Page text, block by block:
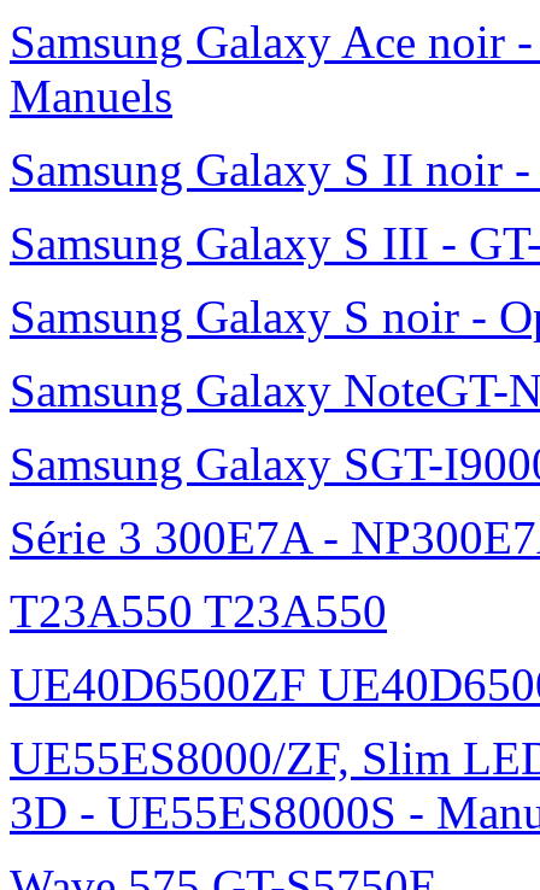
Samsung Galaxy Ace noir
Manuels
Samsung Galaxy S II noir
Samsung Galaxy S III -
Samsung Galaxy S noir -
Samsung Galaxy NoteGT-
Samsung Galaxy SGT-
Série 3 300E7A -
T23A550 T23A550
UE40D6500ZF
UE55ES8000/ZF, Slim
3D - UE55ES8000S -